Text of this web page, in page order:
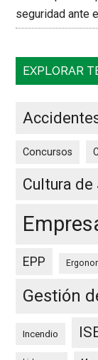
seguridad ante
EXPLORAR
Concursos
Cultura de
EPP
Gestión
Incendio